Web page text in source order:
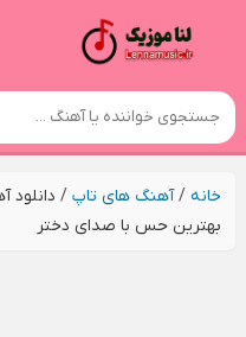
خانه/آهنگ های تاپ/
بهترین حس با صدای دختر